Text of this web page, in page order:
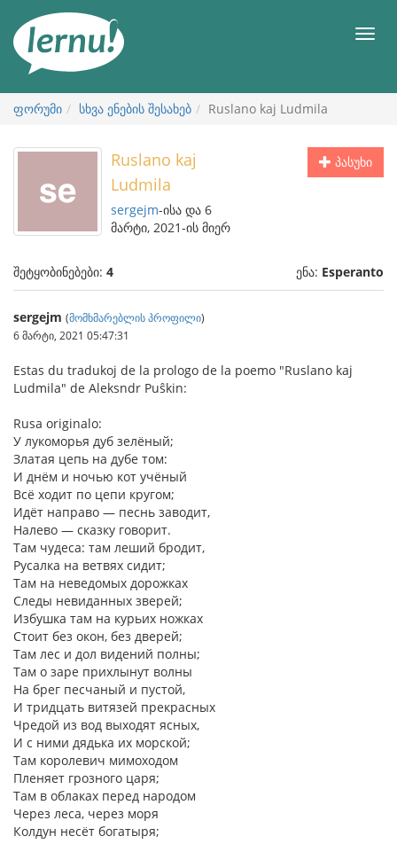
ნახვა
მენიუ
ფორუმი სხვა ენების შესახებ Ruslano kaj Ludmila
პასუხი
Ruslano kaj
Ludmila
sergejm-ისა და 6
მარტი, 2021-ის მიერ
შეტყობინებები: 4 ენა: Esperanto
sergejm (მომხმარებლის პროფილი)
6 მარტი, 2021 05:47:31
Estas du tradukoj de la prologo de la poemo "Ruslano kaj
Ludmila" de Aleksndr Puŝkin:
Rusa originalo:
У лукоморья дуб зелёный;
Златая цепь на дубе том:
И днём и ночью кот учёный
Всё ходит по цепи кругом;
Идёт направо — песнь заводит,
Налево — сказку говорит.
Там чудеса: там леший бродит,
Русалка на ветвях сидит;
Там на неведомых дорожках
Следы невиданных зверей;
Избушка там на курьих ножках
Стоит без окон, без дверей;
Там лес и дол видений полны;
Там о заре прихлынут волны
На брег песчаный и пустой,
И тридцать витязей прекрасных
Чредой из вод выходят ясных,
И с ними дядька их морской;
Там королевич мимоходом
Пленяет грозного царя;
Там в облаках перед народом
Через леса, через моря
Колдун несёт богатыря;